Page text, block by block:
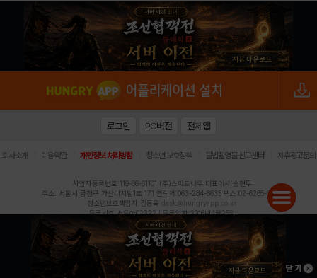
로그인 PC버전 전체앱
회사소개 이용약관 개인정보 처리방침 청소년 보호정책 불법촬영물 신고센터 제휴광고문의
사업자등록번호:119-86-61101 (주)스마트나우 대표이사:송현두
주소: 서울시 금천구 가산디지털1로 171 연락처:063-284-8635 팩스:02-6265-0377
청소년보호책임자:김동욱 desk@hungryapp.co.kr
등록번호:서울아02322 | 등록일자:2016년4월25일
발행인:(주)스마트나우 송현두 | 편집인:김동욱
헝그리앱의 콘텐츠 및 기사는 저작권법의 보호를 받으므로, 무단 전재, 복사, 배포 등을 금합니다.
Copyright (c) HungryApp All Rights Reserved.